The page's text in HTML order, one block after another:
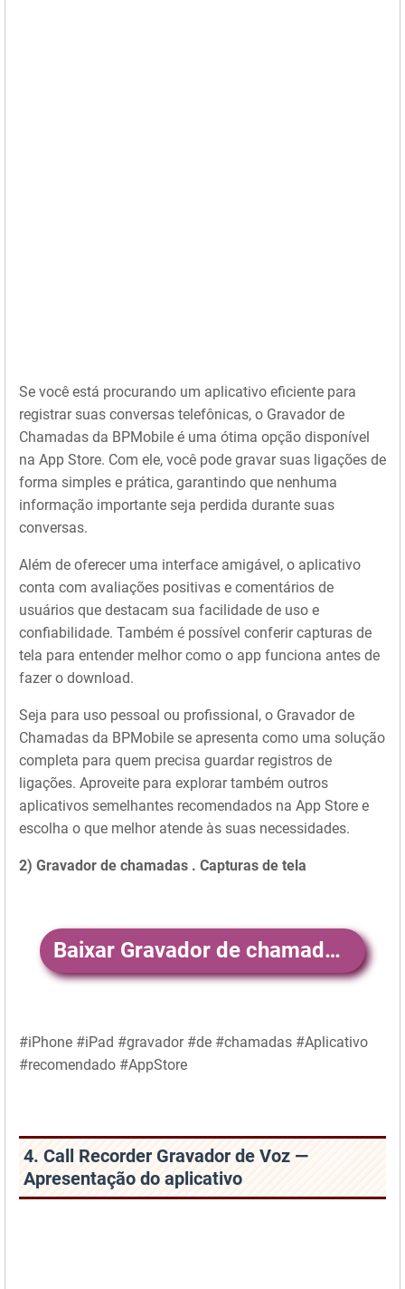
Se você está procurando um aplicativo eficiente para
registrar suas conversas telefônicas, o Gravador de
Chamadas da BPMobile é uma ótima opção disponível
na App Store. Com ele, você pode gravar suas ligações de
forma simples e prática, garantindo que nenhuma
informação importante seja perdida durante suas
conversas.
Além de oferecer uma interface amigável, o aplicativo
conta com avaliações positivas e comentários de
usuários que destacam sua facilidade de uso e
confiabilidade. Também é possível conferir capturas de
tela para entender melhor como o app funciona antes de
fazer o download.
Seja para uso pessoal ou profissional, o Gravador de
Chamadas da BPMobile se apresenta como uma solução
completa para quem precisa guardar registros de
ligações. Aproveite para explorar também outros
aplicativos semelhantes recomendados na App Store e
escolha o que melhor atende às suas necessidades.
2) Gravador de chamadas . Capturas de tela
Baixar Gravador de chamadas .
#iPhone #iPad #gravador #de #chamadas #Aplicativo
#recomendado #AppStore
4. Call Recorder Gravador de Voz —
Apresentação do aplicativo